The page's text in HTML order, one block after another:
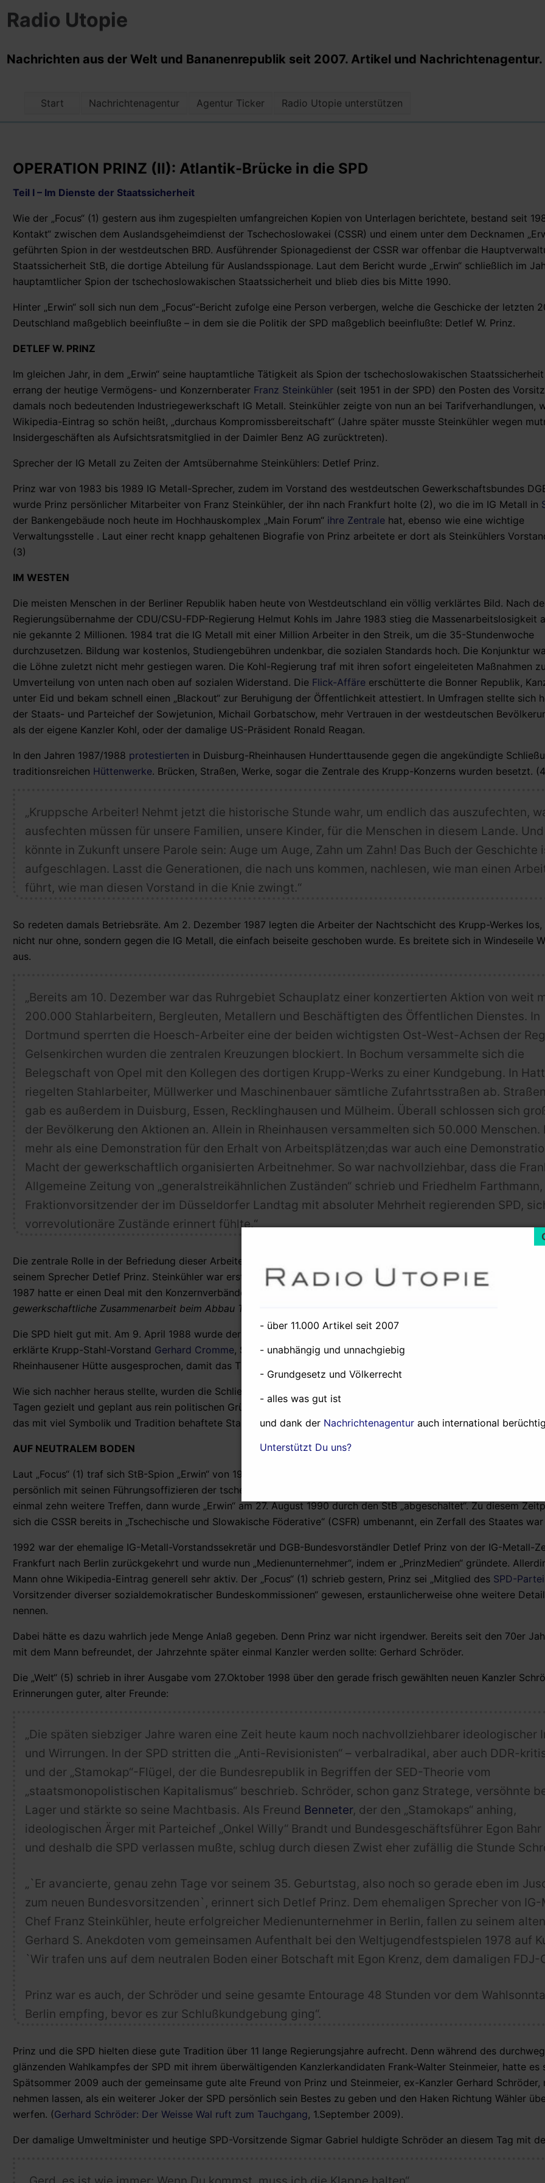
Radio Utopie
Nachrichten aus der Welt und Bananenrepublik seit 2007. Artikel und Nachrichtenagentur.
Start Nachrichtenagentur Agentur Ticker Radio Utopie unterstützen
OPERATION PRINZ (II): Atlantik-Brücke in die SPD
Teil I – Im Dienste der Staatssicherheit
Wie der „Focus“ (1) gestern aus ihm zugespielten umfangreichen Kopien von Unterlagen berichtete, bestand seit
Kontakt“ zwischen dem Auslandsgeheimdienst der Tschechoslowakei (CSSR) und einem unter dem Decknamen
geführten Spion in der westdeutschen BRD. Ausführender Spionagedienst der CSSR war offenbar die
Staatssicherheit StB, die dortige Abteilung für Auslandsspionage. Laut dem Bericht wurde „Erwin“ schließlich im
hauptamtlicher Spion der tschechoslowakischen Staatssicherheit und blieb dies bis Mitte 1990.
Hinter „Erwin“ soll sich nun dem „Focus“-Bericht zufolge eine Person verbergen, welche die Geschicke der letzten
Deutschland maßgeblich beeinflußte – in dem sie die Politik der SPD maßgeblich beeinflußte: Detlef W. Prinz.
DETLEF W. PRINZ
Im gleichen Jahr, in dem „Erwin“ seine hauptamtliche Tätigkeit als Spion der tschechoslowakischen
errang der heutige Vermögens- und Konzernberater Franz Steinkühler (seit 1951 in der SPD) den Posten des
damals noch bedeutenden Industriegewerkschaft IG Metall. Steinkühler zeigte von nun an bei Tarifverhandlungen,
Wikipedia-Eintrag so schön heißt, „durchaus Kompromissbereitschaft“ (Jahre später musste Steinkühler wegen
Insidergeschäften als Aufsichtsratsmitglied in der Daimler Benz AG zurücktreten).
Sprecher der IG Metall zu Zeiten der Amtsübernahme Steinkühlers: Detlef Prinz.
Prinz war von 1983 bis 1989 IG Metall-Sprecher, zudem im Vorstand des westdeutschen Gewerkschaftsbundes
wurde Prinz persönlicher Mitarbeiter von Franz Steinkühler, der ihn nach Frankfurt holte (2), wo die im IG Metall in
der Bankengebäude noch heute im Hochhauskomplex „Main Forum“ ihre Zentrale hat, ebenso wie eine wichtige
Verwaltungsstelle . Laut einer recht knapp gehaltenen Biografie von Prinz arbeitete er dort als Steinkühlers
(3)
IM WESTEN
Die meisten Menschen in der Berliner Republik haben heute von Westdeutschland ein völlig verklärtes Bild. Nach
Regierungsübernahme der CDU/CSU-FDP-Regierung Helmut Kohls im Jahre 1983 stieg die Massenarbeitslosigkeit
nie gekannte 2 Millionen. 1984 trat die IG Metall mit einer Million Arbeiter in den Streik, um die 35-Stundenwoche
durchzusetzen. Bildung war kostenlos, Studiengebühren undenkbar, die sozialen Standards hoch. Die Konjunktur
die Löhne zuletzt nicht mehr gestiegen waren. Die Kohl-Regierung traf mit ihren sofort eingeleiteten Maßnahmen
Umverteilung von unten nach oben auf sozialen Widerstand. Die Flick-Affäre erschütterte die Bonner Republik,
unter Eid und bekam schnell einen „Blackout“ zur Beruhigung der Öffentlichkeit attestiert. In Umfragen stellte sich
der Staats- und Parteichef der Sowjetunion, Michail Gorbatschow, mehr Vertrauen in der westdeutschen
als der eigene Kanzler Kohl, oder der damalige US-Präsident Ronald Reagan.
In den Jahren 1987/1988 protestierten in Duisburg-Rheinhausen Hunderttausende gegen die angekündigte
traditionsreichen Hüttenwerke. Brücken, Straßen, Werke, sogar die Zentrale des Krupp-Konzerns wurden besetzt.
„Kruppsche Arbeiter! Nehmt jetzt die historische Stunde wahr, um endlich das auszufechten,
ausfechten müssen für unsere Familien, unsere Kinder, für die Menschen in diesem Lande.
könnte in Zukunft unsere Parole sein: Auge um Auge, Zahn um Zahn! Das Buch der Geschichte
aufgeschlagen. Lasst die Generationen, die nach uns kommen, nachlesen, wie man einen
führt, wie man diesen Vorstand in die Knie zwingt.“
So redeten damals Betriebsräte. Am 2. Dezember 1987 legten die Arbeiter der Nachtschicht des Krupp-Werkes los,
nicht nur ohne, sondern gegen die IG Metall, die einfach beiseite geschoben wurde. Es breitete sich in Windeseile
aus.
„Bereits am 10. Dezember war das Ruhrgebiet Schauplatz einer konzertierten Aktion von weit
200.000 Stahlarbeitern, Bergleuten, Metallern und Beschäftigten des Öffentlichen Dienstes. In
Dortmund sperrten die Hoesch-Arbeiter eine der beiden wichtigsten Ost-West-Achsen der
Gelsenkirchen wurden die zentralen Kreuzungen blockiert. In Bochum versammelte sich die
Belegschaft von Opel mit den Kollegen des dortigen Krupp-Werks zu einer Kundgebung. In
riegelten Stahlarbeiter, Müllwerker und Maschinenbauer sämtliche Zufahrtsstraßen ab.
gab es außerdem in Duisburg, Essen, Recklinghausen und Mülheim. Überall schlossen sich
der Bevölkerung den Aktionen an. Allein in Rheinhausen versammelten sich 50.000 Menschen.
mehr als eine Demonstration für den Erhalt von Arbeitsplätzen;das war auch eine
Macht der gewerkschaftlich organisierten Arbeitnehmer. So war nachvollziehbar, dass die
Allgemeine Zeitung von „generalstreikähnlichen Zuständen“ schrieb und Friedhelm Farthmann,
Fraktionvorsitzender der im Düsseldorfer Landtag mit absoluter Mehrheit regierenden SPD,
vorrevolutionäre Zustände erinnert fühlte.“
Die zentrale Rolle in der Befriedung dieser Arbeiterproteste spielte die IG Metall – allen voran ihr Chef Franz
seinem Sprecher Detlef Prinz. Steinkühler war erst 14 Tage nach Beginn der Streiks überhaupt vor Ort erschienen.
1987 hatte er einen Deal mit den Konzernverbänden abgeschlossen, in dem er, gegen nichtssagende Versprechen,
gewerkschaftliche Zusammenarbeit beim Abbau Tausender von Arbeitsplätzen in Aussicht gestellt“
Die SPD hielt gut mit. Am 9. April 1988 wurde der Mitschnitt eines per Autotelefon geführten Gesprächs bekannt.
erklärte Krupp-Stahl-Vorstand Gerhard Cromme, SPD-Politiker hätten sich für eine möglichst rasche Schließung der
Rheinhausener Hütte ausgesprochen, damit das Thema endlich vom Tisch komme.
Wie sich nachher heraus stellte, wurden die Schließungen durch Krupp, mit direkter Hilfe aus IG Metall und SPD, in
Tagen gezielt und geplant aus rein politischen Gründen durchgedrückt, nämlich um die unliebsame Belegschaft zu
das mit viel Symbolik und Tradition behaftete Stahlwerk endlich loszuwerden.
AUF NEUTRALEM BODEN
Laut „Focus“ (1) traf sich StB-Spion „Erwin“ von 1986 bis zum Fall der Berliner Mauer im November 1989 rund
persönlich mit seinen Führungsoffizieren der tschechoslowakischen Staatssicherheit. Nach dem Fall der Mauer gab
einmal zehn weitere Treffen, dann wurde „Erwin“ am 27. August 1990 durch den StB „abgeschaltet“. Zu diesem
sich die CSSR bereits in „Tschechische und Slowakische Föderative“ (CSFR) umbenannt, ein Zerfall des Staates
1992 war der ehemalige IG-Metall-Vorstandssekretär und DGB-Bundesvorständler Detlef Prinz von der IG-Metall-
Frankfurt nach Berlin zurückgekehrt und wurde nun „Medienunternehmer“, indem er „PrinzMedien“ gründete.
Mann ohne Wikipedia-Eintrag generell sehr aktiv. Der „Focus“ (1) schrieb gestern, Prinz sei „Mitglied des SPD-
Vorsitzender diverser sozialdemokratischer Bundeskommissionen“ gewesen, erstaunlicherweise ohne weitere
nennen.
Dabei hätte es dazu wahrlich jede Menge Anlaß gegeben. Denn Prinz war nicht irgendwer. Bereits seit den 70er
mit dem Mann befreundet, der Jahrzehnte später einmal Kanzler werden sollte: Gerhard Schröder.
Die „Welt“ (5) schrieb in ihrer Ausgabe vom 27.Oktober 1998 über den gerade frisch gewählten neuen Kanzler
Erinnerungen guter, alter Freunde:
„Die späten siebziger Jahre waren eine Zeit heute kaum noch nachvollziehbarer ideologischer
und Wirrungen. In der SPD stritten die „Anti-Revisionisten“ – verbalradikal, aber auch DDR-
und der „Stamokap“-Flügel, der die Bundesrepublik in Begriffen der SED-Theorie vom
„staatsmonopolistischen Kapitalismus“ beschrieb. Schröder, schon ganz Stratege, versöhnte
Lager und stärkte so seine Machtbasis. Als Freund Benneter, der den „Stamokaps“ anhing,
ideologischen Ärger mit Parteichef „Onkel Willy“ Brandt und Bundesgeschäftsführer Egon Bahr
und deshalb die SPD verlassen mußte, schlug durch diesen Zwist eher zufällig die Stunde
„`Er avancierte, genau zehn Tage vor seinem 35. Geburtstag, also noch so gerade eben im
zum neuen Bundesvorsitzenden`, erinnert sich Detlef Prinz. Dem ehemaligen Sprecher von
Chef Franz Steinkühler, heute erfolgreicher Medienunternehmer in Berlin, fallen zu seinem
Gerhard S. Anekdoten vom gemeinsamen Aufenthalt bei den Weltjugendfestspielen 1978 auf
`Wir trafen uns auf dem neutralen Boden einer Botschaft mit Egon Krenz, dem damaligen FDJ-
Prinz war es auch, der Schröder und seine gesamte Entourage 48 Stunden vor dem
Berlin empfing, bevor es zur Schlußkundgebung ging“.
Prinz und die SPD hielten diese gute Tradition über 11 lange Regierungsjahre aufrecht. Denn während des durchweg
glänzenden Wahlkampfes der SPD mit ihrem überwältigenden Kanzlerkandidaten Frank-Walter Steinmeier, hatte es
Spätsommer 2009 auch der gemeinsame gute alte Freund von Prinz und Steinmeier, ex-Kanzler Gerhard Schröder,
nehmen lassen, als ein weiterer Joker der SPD persönlich sein Bestes zu geben und den Haken Richtung Wähler
werfen. (Gerhard Schröder: Der Weisse Wal ruft zum Tauchgang, 1.September 2009).
Der damalige Umweltminister und heutige SPD-Vorsitzende Sigmar Gabriel huldigte Schröder an diesem Tag mit
- über 11.000 Artikel seit 2007
- unabhängig und unnachgiebig
- Grundgesetz und Völkerrecht
- alles was gut ist
und dank der Nachrichtenagentur auch international
Unterstützt Du uns?